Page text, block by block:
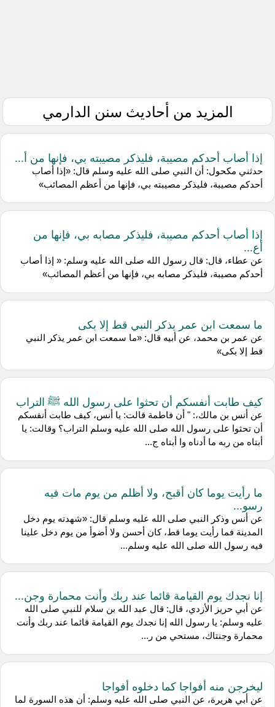
المزيد من أحاديث سنن الدارمي
إذا أصاب أحدكم مصيبة، فليذكر مصيبته بي، فإنها من أ...
حدثني مكحول: أن النبي صلى الله عليه وسلم قال: «إذا أصاب
أحدكم مصيبة، فليذكر مصيبته بي، فإنها من أعظم المصائب»
إذا أصاب أحدكم مصيبة، فليذكر مصابه بي، فإنها من
أع...
عن عطاء، قال: قال رسول الله صلى الله عليه وسلم: « إذا أصاب
أحدكم مصيبة، فليذكر مصابه بي، فإنها من أعظم المصائب»
ما سمعت ابن عمر يذكر النبي قط إلا بكى
عن عمر بن محمد، عن أبيه قال: «ما سمعت ابن عمر يذكر النبي
قط إلا بكى»
كيف طابت أنفسكم أن تحثوا على رسول الله ﷺ التراب
عن أنس بن مالك،: " أن فاطمة قالت: يا أنس، كيف طابت أنفسكم
أن تحثوا على رسول الله صلى الله عليه وسلم التراب؟ وقالت: يا
أبتاه من ربه ما أدناه وا أبتاه ج...
ما رأيت يوما كان أقبح، ولا أظلم من يوم مات فيه
رسو...
عن أنس وذكر النبي صلى الله عليه وسلم قال: «شهدته يوم دخل
المدينة فما رأيت يوما قط، كان أحسن ولا أضوأ من يوم دخل علينا
فيه رسول الله صلى الله عليه وسلم...
إنا نجدك يوم القيامة قائما عند ربك وأنت محمارة وجن...
عن أبي حريز الأزدي، قال: قال عبد الله بن سلام للنبي صلى الله
عليه وسلم: يا رسول الله إنا نجدك يوم القيامة قائما عند ربك وأنت
محمارة وجنتاك، مستحي من ر...
ليخرجن منه أفواجا كما دخلوه أفواجا
عن أبي هريرة، عن النبي صلى الله عليه وسلم: أن هذه السورة لما